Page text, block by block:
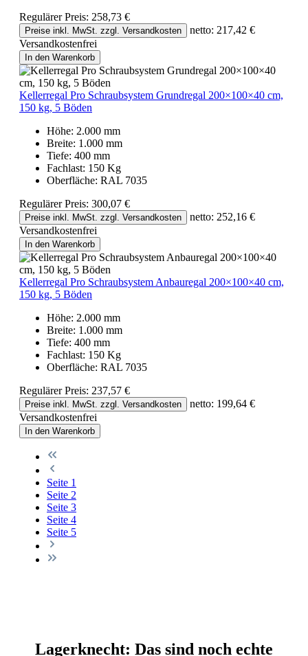
Regulärer Preis: 258,73 €
Preise inkl. MwSt. zzgl. Versandkosten
netto: 217,42 €
Versandkostenfrei
In den Warenkorb
Kellerregal Pro Schraubsystem Grundregal 200×100×40 cm,
150 kg, 5 Böden
Höhe: 2.000 mm
Breite: 1.000 mm
Tiefe: 400 mm
Fachlast: 150 Kg
Oberfläche: RAL 7035
Regulärer Preis: 300,07 €
Preise inkl. MwSt. zzgl. Versandkosten
netto: 252,16 €
Versandkostenfrei
In den Warenkorb
Kellerregal Pro Schraubsystem Anbauregal 200×100×40 cm,
150 kg, 5 Böden
Höhe: 2.000 mm
Breite: 1.000 mm
Tiefe: 400 mm
Fachlast: 150 Kg
Oberfläche: RAL 7035
Regulärer Preis: 237,57 €
Preise inkl. MwSt. zzgl. Versandkosten
netto: 199,64 €
Versandkostenfrei
In den Warenkorb
Seite 1
Seite 2
Seite 3
Seite 4
Seite 5
Lagerknecht: Das sind noch echte